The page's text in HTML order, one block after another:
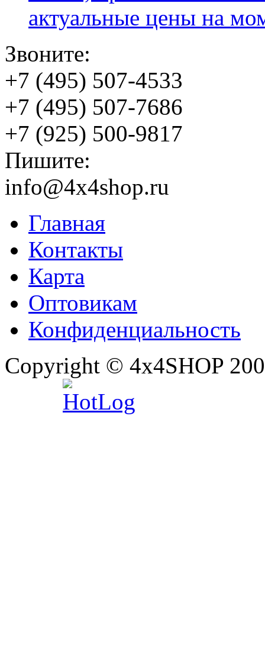
актуальные цены на
Звоните:
+7 (495) 507-4533
+7 (495) 507-7686
+7 (925) 500-9817
Пишите:
info@4x4shop.ru
Главная
Контакты
Карта
Оптовикам
Конфиденциальность
Copyright © 4x4SHOP